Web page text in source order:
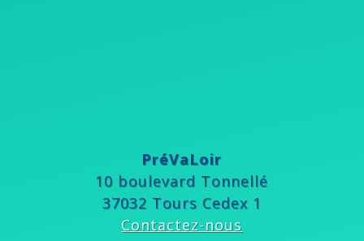
PréVaLoir
10 boulevard Tonnellé
37032 Tours Cedex 1
Contactez-nous